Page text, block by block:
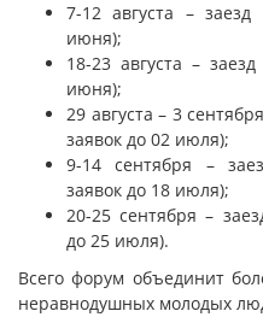
7-12 августа –
июня);
18-23 августа –
июня);
29 августа – 3
заявок до 02 июля);
9-14 сентября –
заявок до 18 июля);
20-25 сентября –
до 25 июля).
Всего форум объединит
неравнодушных молодых